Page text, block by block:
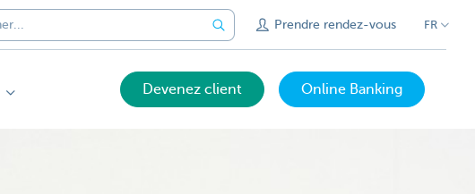
Prendre rendez-vous FR
Devenez client Online Banking